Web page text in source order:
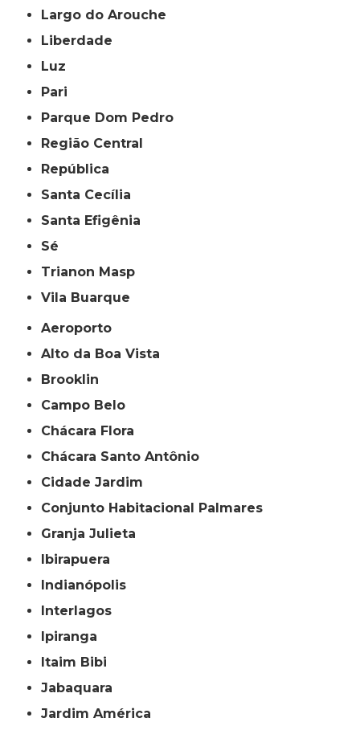
Largo do Arouche
Liberdade
Luz
Pari
Parque Dom Pedro
Região Central
República
Santa Cecília
Santa Efigênia
Sé
Trianon Masp
Vila Buarque
Aeroporto
Alto da Boa Vista
Brooklin
Campo Belo
Chácara Flora
Chácara Santo Antônio
Cidade Jardim
Conjunto Habitacional Palmares
Granja Julieta
Ibirapuera
Indianópolis
Interlagos
Ipiranga
Itaim Bibi
Jabaquara
Jardim América